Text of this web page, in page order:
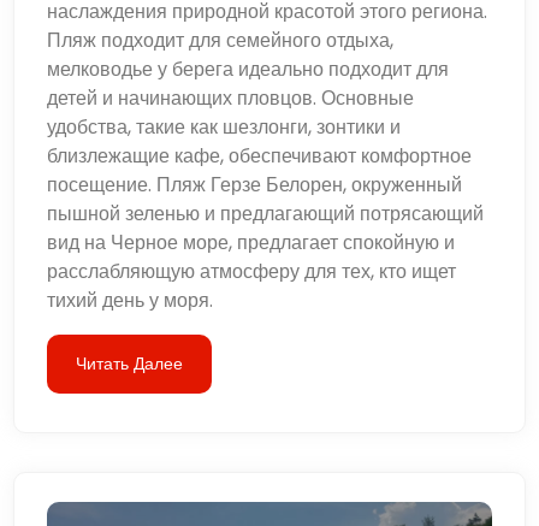
наслаждения природной красотой этого региона.
Пляж подходит для семейного отдыха,
мелководье у берега идеально подходит для
детей и начинающих пловцов. Основные
удобства, такие как шезлонги, зонтики и
близлежащие кафе, обеспечивают комфортное
посещение. Пляж Герзе Белорен, окруженный
пышной зеленью и предлагающий потрясающий
вид на Черное море, предлагает спокойную и
расслабляющую атмосферу для тех, кто ищет
тихий день у моря.
Читать Далее